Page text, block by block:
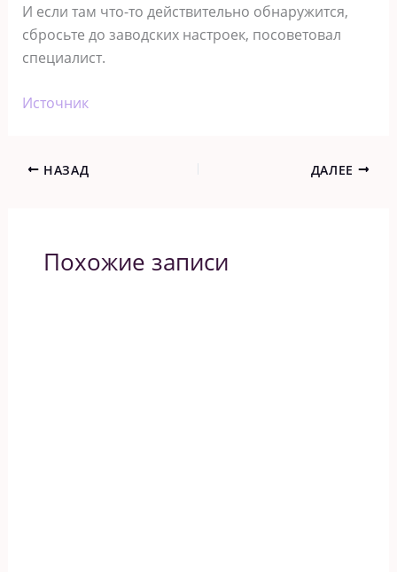
И если там что-то действительно обнаружится,
сбросьте до заводских настроек, посоветовал
специалист.
Источник
НАЗАД ДАЛЕЕ
Похожие записи